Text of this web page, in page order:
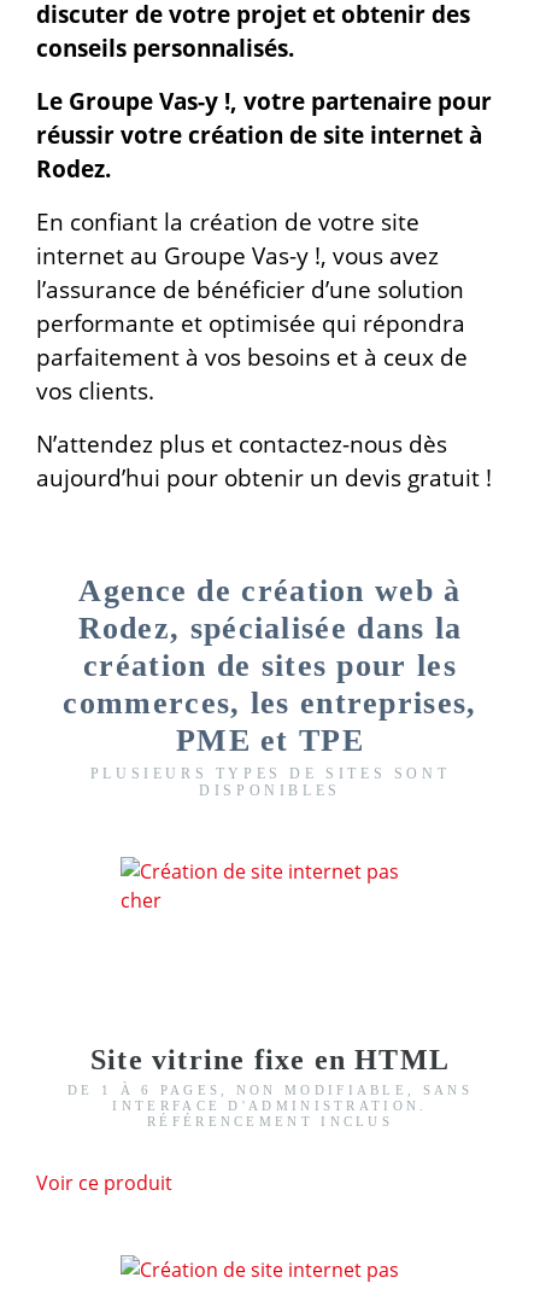
discuter de votre projet et obtenir des
conseils personnalisés.
Le Groupe Vas-y !, votre partenaire pour
réussir votre création de site internet à
Rodez.
En confiant la création de votre site
internet au Groupe Vas-y !, vous avez
l’assurance de bénéficier d’une solution
performante et optimisée qui répondra
parfaitement à vos besoins et à ceux de
vos clients.
N’attendez plus et contactez-nous dès
aujourd’hui pour obtenir un devis gratuit !
Agence de création web à
Rodez, spécialisée dans la
création de sites pour les
commerces, les entreprises,
PME et TPE
PLUSIEURS TYPES DE SITES SONT
DISPONIBLES
Site vitrine fixe en HTML
DE 1 À 6 PAGES, NON MODIFIABLE, SANS
INTERFACE D'ADMINISTRATION.
RÉFÉRENCEMENT INCLUS
Voir ce produit